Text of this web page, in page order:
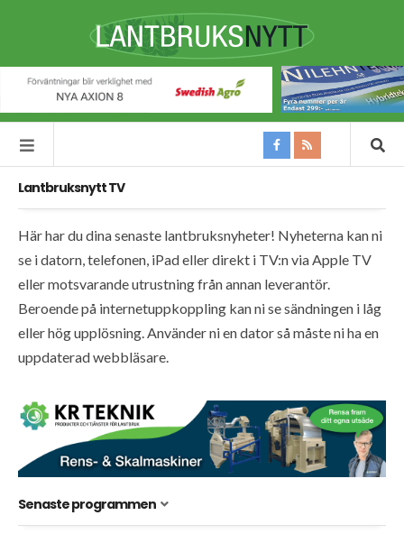
Lantbruksnytt TV
Här har du dina senaste lantbruksnyheter! Nyheterna kan ni
se i datorn, telefonen, iPad eller direkt i TV:n via Apple TV
eller motsvarande utrustning från annan leverantör.
Beroende på internetuppkoppling kan ni se sändningen i låg
eller hög upplösning. Använder ni en dator så måste ni ha en
uppdaterad webbläsare.
Senaste programmen